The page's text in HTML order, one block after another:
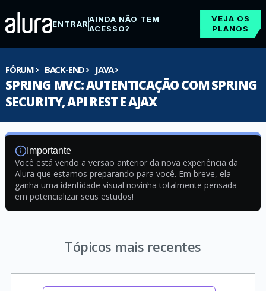
ENTRARAINDA NÃO TEM
ACESSO?
VEJA OS
PLANOS
FÓRUM BACK-END JAVA
SPRING MVC: AUTENTICAÇÃO COM SPRING
SECURITY, API REST E AJAX
Importante
Você está vendo a versão anterior da nova experiência da
Alura que estamos preparando para você. Em breve, ela
ganha uma identidade visual novinha totalmente pensada
em potencializar seus estudos!
Tópicos mais recentes